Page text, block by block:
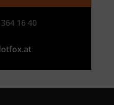
16 40